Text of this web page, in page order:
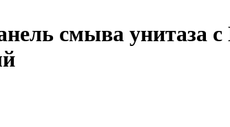
смыва унитаза